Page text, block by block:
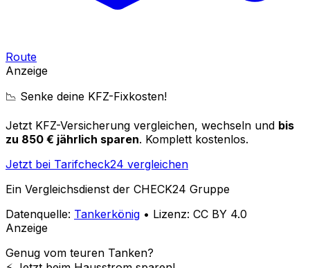
Route
Anzeige
📉 Senke deine KFZ-Fixkosten!
Jetzt KFZ-Versicherung vergleichen, wechseln und bis
zu 850 € jährlich sparen. Komplett kostenlos.
Jetzt bei Tarifcheck24 vergleichen
Ein Vergleichsdienst der CHECK24 Gruppe
Datenquelle: Tankerkönig • Lizenz: CC BY 4.0
Anzeige
Genug vom teuren Tanken?